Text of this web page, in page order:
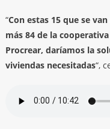
“Con estas 15 que se
más 84 de la
Procrear, daríamos la
viviendas necesitadas“,